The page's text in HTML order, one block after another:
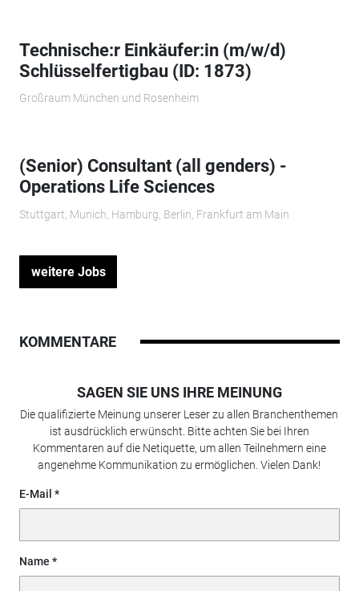
Technische:r Einkäufer:in (m/w/d)
Schlüsselfertigbau (ID: 1873)
Großraum München und Rosenheim
(Senior) Consultant (all genders) -
Operations Life Sciences
Stuttgart, Munich, Hamburg, Berlin, Frankfurt am Main
weitere Jobs
KOMMENTARE
SAGEN SIE UNS IHRE MEINUNG
Die qualifizierte Meinung unserer Leser zu allen Branchenthemen
ist ausdrücklich erwünscht. Bitte achten Sie bei Ihren
Kommentaren auf die Netiquette, um allen Teilnehmern eine
angenehme Kommunikation zu ermöglichen. Vielen Dank!
E-Mail
Name